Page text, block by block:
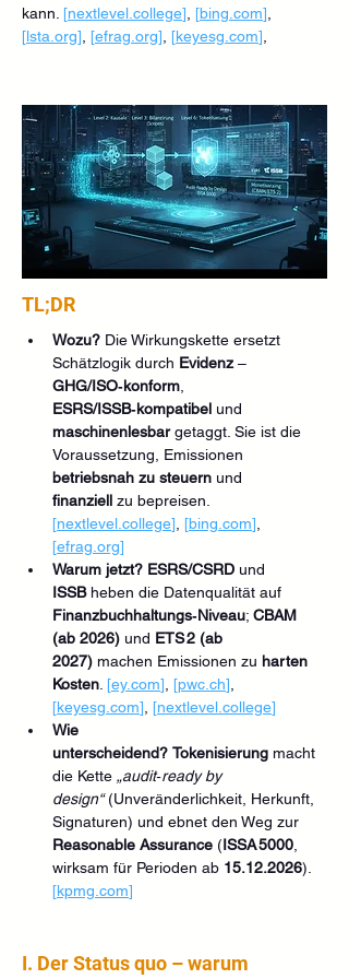
kann. [nextlevel.college] [bing.com]
[lsta.org] [efrag.org] [keyesg.com]
TL;DR
Wozu? Die Wirkungskette ersetzt
Schätzlogik durch Evidenz –
GHG/ISO‑konform
ESRS/ISSB‑kompatibel und
maschinenlesbar getaggt. Sie ist die
Voraussetzung, Emissionen
betriebsnah zu steuern und
finanziell zu bepreisen.
[nextlevel.college] [bing.com]
[efrag.org]
Warum jetzt? ESRS/CSRD und
ISSB heben die Datenqualität auf
Finanzbuchhaltungs‑Niveau; CBAM
(ab 2026) und ETS 2 (ab
2027) machen Emissionen zu harten
Kosten [ey.com] [pwc.ch]
[keyesg.com] [nextlevel.college]
Wie
unterscheidend? Tokenisierung macht
die Kette „audit‑ready by
design“ (Unveränderlichkeit, Herkunft,
Signaturen) und ebnet den Weg zur
Reasonable Assurance (ISSA 5000
wirksam für Perioden ab 15.12.2026).
[kpmg.com]
I. Der Status quo – warum